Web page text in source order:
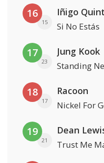
16
15
Iñigo
Si No Estás
17
23
Jung Kook
Standing
18
17
Racoon
Nickel For
19
21
Dean
Trust Me